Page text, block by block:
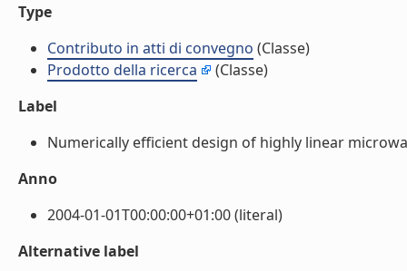
Type
Contributo in atti di convegno (Classe)
Prodotto della ricerca
(Classe)
Label
Numerically efficient design of highly linear
Anno
2004-01-01T00:00:00+01:00 (literal)
Alternative label